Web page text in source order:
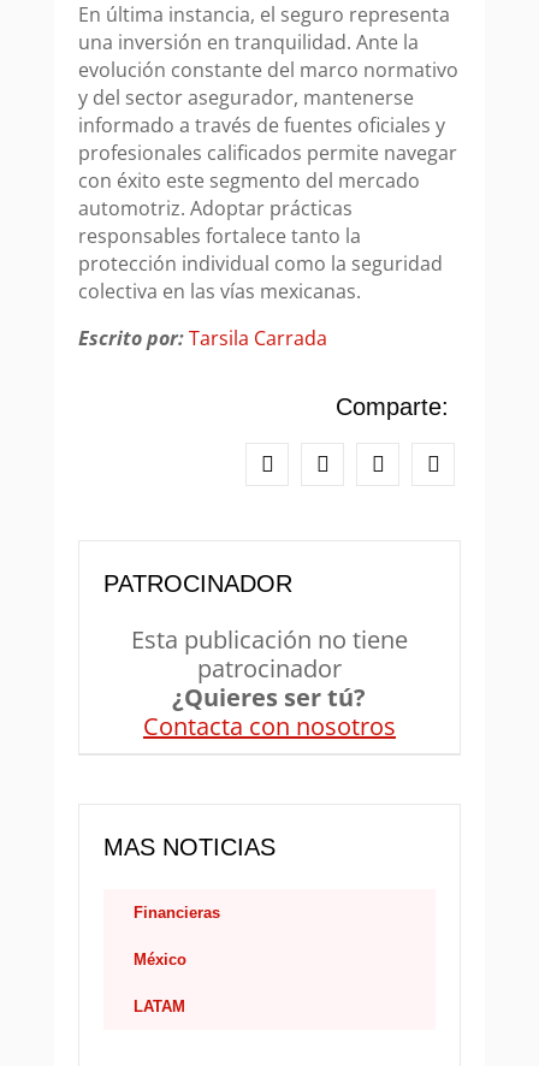
PATROCINADOR
Esta publicación no tiene
patrocinador
¿Quieres ser tú?
Contacta con nosotros
MAS NOTICIAS
Financieras
México
LATAM
En última instancia, el seguro representa
una inversión en tranquilidad. Ante la
evolución constante del marco normativo
y del sector asegurador, mantenerse
informado a través de fuentes oficiales y
profesionales calificados permite navegar
con éxito este segmento del mercado
automotriz. Adoptar prácticas
responsables fortalece tanto la
protección individual como la seguridad
colectiva en las vías mexicanas.
Escrito por:Tarsila Carrada
Comparte: